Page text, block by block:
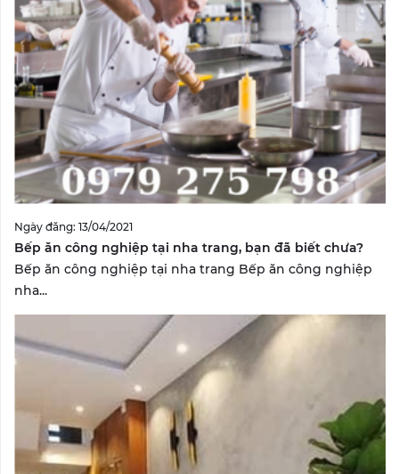
Ngày đăng: 13/04/2021
Bếp ăn công nghiệp tại nha trang, bạn đã biết chưa?
Bếp ăn công nghiệp tại nha trang Bếp ăn công nghiệp
nha...